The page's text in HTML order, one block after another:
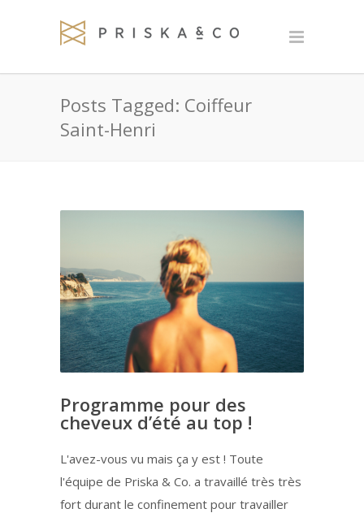
Posts Tagged: Coiffeur
Saint-Henri
Programme pour des
cheveux d’été au top !
L'avez-vous vu mais ça y est ! Toute
l'équipe de Priska & Co. a travaillé très très
fort durant le confinement pour travailler